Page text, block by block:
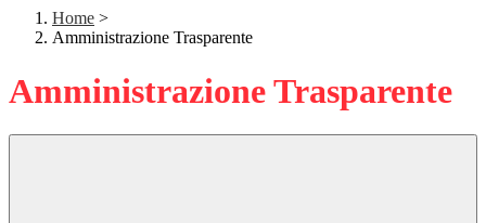
Home >
Amministrazione Trasparente
Amministrazione Trasparente